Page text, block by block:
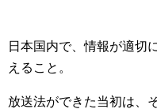
日本国内で、情報が適切
えること。
放送法ができた当初は、